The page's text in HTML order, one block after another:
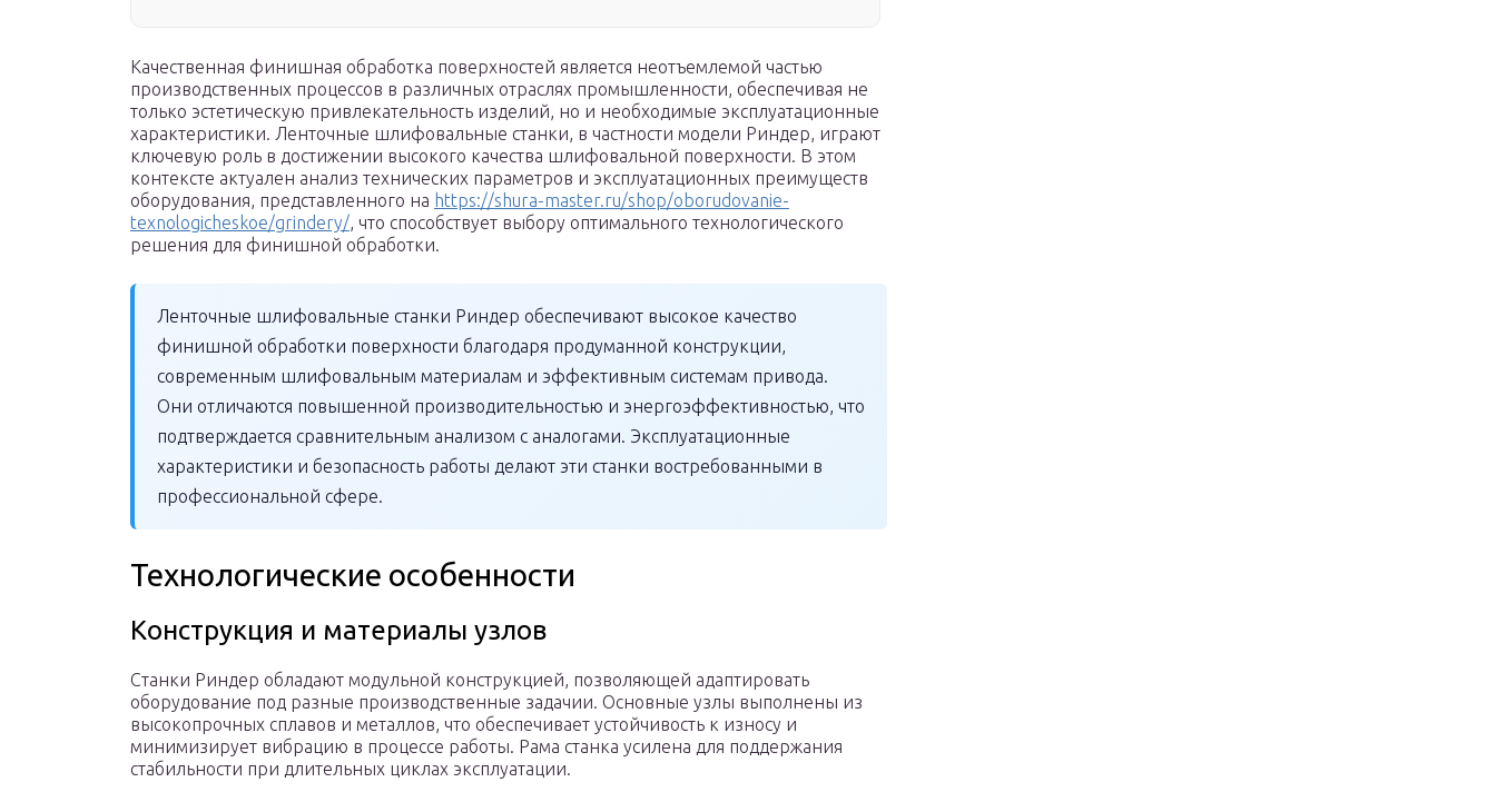
Качественная финишная обработка поверхностей является неотъемлемой частью
производственных процессов в различных отраслях промышленности, обеспечивая не
только эстетическую привлекательность изделий, но и необходимые эксплуатационные
характеристики. Ленточные шлифовальные станки, в частности модели Риндер, играют
ключевую роль в достижении высокого качества шлифовальной поверхности. В этом
контексте актуален анализ технических параметров и эксплуатационных преимуществ
оборудования, представленного на https://shura-master.ru/shop/oborudovanie-
texnologicheskoe/grindery/, что способствует выбору оптимального технологического
решения для финишной обработки.
Ленточные шлифовальные станки Риндер обеспечивают высокое качество
финишной обработки поверхности благодаря продуманной конструкции,
современным шлифовальным материалам и эффективным системам привода.
Они отличаются повышенной производительностью и энергоэффективностью, что
подтверждается сравнительным анализом с аналогами. Эксплуатационные
характеристики и безопасность работы делают эти станки востребованными в
профессиональной сфере.
Технологические особенности
Конструкция и материалы узлов
Станки Риндер обладают модульной конструкцией, позволяющей адаптировать
оборудование под разные производственные задачии. Основные узлы выполнены из
высокопрочных сплавов и металлов, что обеспечивает устойчивость к износу и
минимизирует вибрацию в процессе работы. Рама станка усилена для поддержания
стабильности при длительных циклах эксплуатации.